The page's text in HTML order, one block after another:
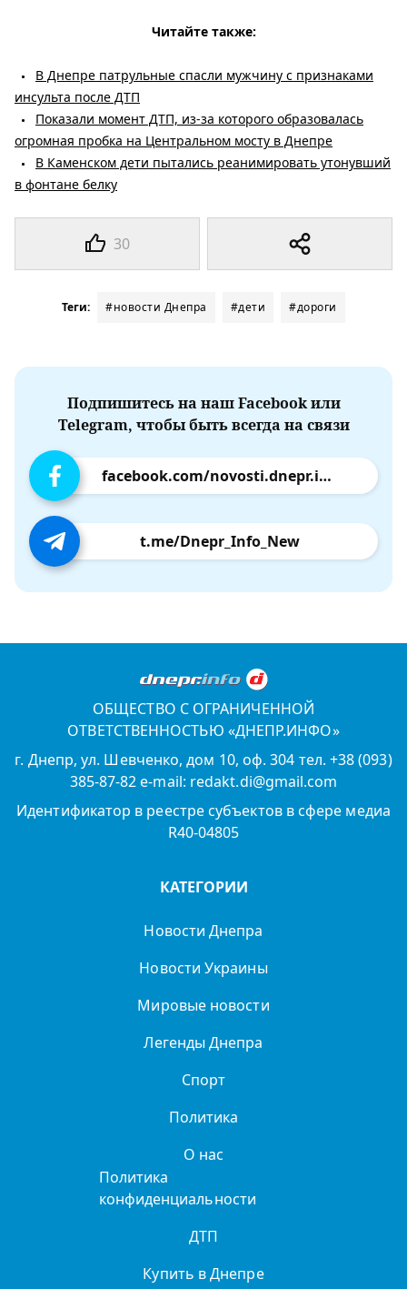
30
Читайте также:
В Днепре патрульные спасли мужчину с признаками
инсульта после ДТП
Показали момент ДТП, из-за которого образовалась
огромная пробка на Центральном мосту в Днепре
В Каменском дети пытались реанимировать утонувший
в фонтане белку
Теги: #новости Днепра #дети #дороги
Подпишитесь на наш Facebook или
Telegram, чтобы быть всегда на связи
facebook.com/novosti.dnepr.info
t.me/Dnepr_Info_New
ОБЩЕСТВО С ОГРАНИЧЕННОЙ
ОТВЕТСТВЕННОСТЬЮ «ДНЕПР.ИНФО»
г. Днепр, ул. Шевченко, дом 10, оф. 304 тел. +38 (093)
385-87-82 e-mail: redakt.di@gmail.com
Идентификатор в реестре субъектов в сфере медиа
R40-04805
КАТЕГОРИИ
Новости Днепра
Новости Украины
Мировые новости
Легенды Днепра
Спорт
Политика
О нас
Политика
конфиденциальности
ДТП
Купить в Днепре